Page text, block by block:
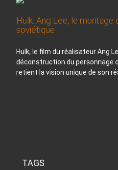
Hulk: Ang Lee, le
soviétique
Hulk, le film du réalisateur Ang
déconstruction du personnage
retient la vision unique de son
TAGS